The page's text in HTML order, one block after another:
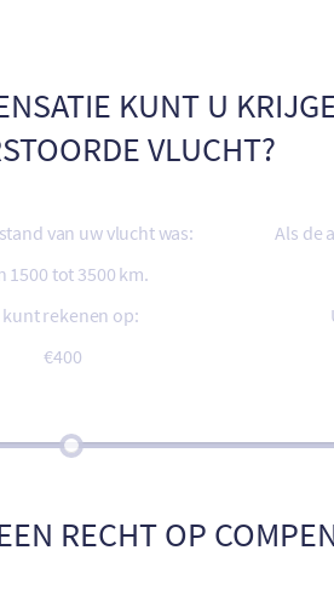
KUNT U
VLUCHT?
van uw vlucht was:
1500 tot 3500 km.
kunt rekenen op:
€400
Als de
RECHT OP